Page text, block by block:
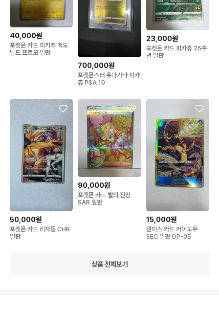
40,000원
포켓몬 카드 피카츄 맥도
날드 프로모 일판
700,000원
포켓몬스터 유나가바 피카
츄 PSA 10
23,000원
포켓몬 카드 피카츄 25주
년 일판
50,000원
포켓몬 카드 리자몽 CHR
일판
90,000원
포켓몬 카드 벨의 진심
SAR 일판
15,000원
원피스 카드 카이도우
SEC 일판 OP-05
상품 전체보기